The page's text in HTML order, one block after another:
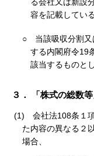
る会社又は新設
容を記載している
○
当該吸収分割
する内閣府令19
該当するものと
３． 「株式の総数
(1)
会社法108条１
た内容の異なる２
場合、